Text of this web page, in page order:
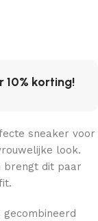
10% korting!
sneaker voor
look.
brengt dit paar